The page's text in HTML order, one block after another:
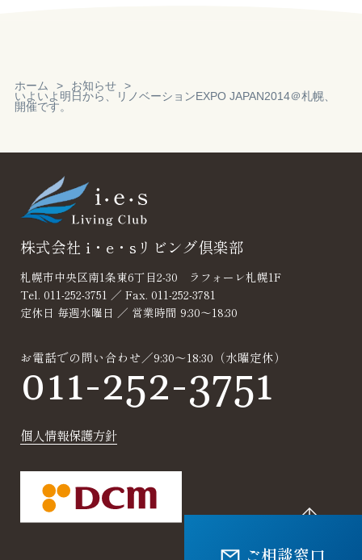
ホーム
お知らせ
いよいよ明日から、リノベーションEXPO JAPAN2014＠札幌、
開催です。
見積り・無料相
株式会社 i・e・sリビング倶楽部
札幌市中央区南1条東6丁目2-30 ラフォーレ札幌1F
Tel. 011-252-3751 ／ Fax. 011-252-3781
定休日 毎週水曜日 ／ 営業時間 9:30～18:30
お電話での問い合わせ／9:30～18:30（水曜定休）
011-252-3751
個人情報保護方針
ご相談窓口